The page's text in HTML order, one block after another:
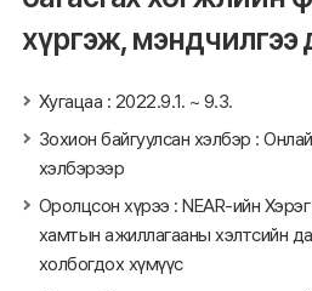
хүргэж, мэндчилгээ
Хугацаа : 2022.9.1. ~ 9.3.
Зохион байгуулсан хэлбэр :
хэлбэрээр
Оролцсон хүрээ : NEAR-ийн
хамтын ажиллагааны хэлтсийн
холбогдох хүмүүс